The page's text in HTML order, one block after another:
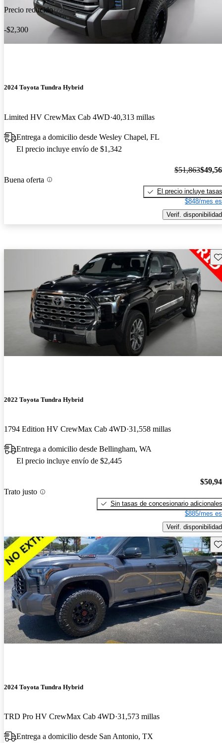
Precio reducido
-$2,300
2024 Toyota Tundra Hybrid
Limited HV CrewMax Cab 4WD 40,313 millas
Entrega a domicilio desde Wesley Chapel, FL
El precio incluye envío de $1,342
Buena oferta
$51,863
El precio incluye tasas
$848/mes
Verif. disponibilidad
2022 Toyota Tundra Hybrid
1794 Edition HV CrewMax Cab 4WD 31,558 millas
Entrega a domicilio desde Bellingham, WA
El precio incluye envío de $2,445
Trato justo
Sin tasas de concesionario adicionales
$885/mes
Verif. disponibilidad
2024 Toyota Tundra Hybrid
TRD Pro HV CrewMax Cab 4WD 31,573 millas
Entrega a domicilio desde San Antonio, TX